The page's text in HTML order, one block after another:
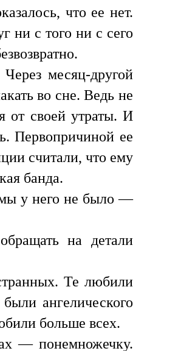
что ее нет.
ни с того ни с сего
месяц-другой
во сне. Ведь не
от своей утраты. И
Первопричиной ее
считали, что ему
банда.
у него не было —
на детали
Те любили
ангелического
больше всех.
— понемножечку.